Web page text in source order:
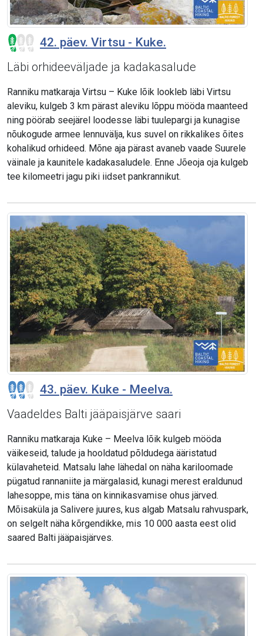
42. päev. Virtsu - Kuke.
Läbi orhideeväljade ja kadakasalude
Ranniku matkaraja Virtsu – Kuke lõik lookleb läbi Virtsu
aleviku, kulgeb 3 km pärast aleviku lõppu mööda maanteed
ning pöörab seejärel loodesse läbi tuulepargi ja kunagise
nõukogude armee lennuvälja, kus suvel on rikkalikes õites
kohalikud orhideed. Mõne aja pärast avaneb vaade Suurele
väinale ja kaunitele kadakasaludele. Enne Jõeoja oja kulgeb
tee kilomeetri jagu piki iidset pankrannikut.
43. päev. Kuke - Meelva.
Vaadeldes Balti jääpaisjärve saari
Ranniku matkaraja Kuke – Meelva lõik kulgeb mööda
väikeseid, talude ja hooldatud põldudega ääristatud
külavaheteid. Matsalu lahe lähedal on näha kariloomade
pügatud rannaniite ja märgalasid, kunagi merest eraldunud
lahesoppe, mis täna on kinnikasvamise ohus järved.
Mõisaküla ja Salivere juures, kus algab Matsalu rahvuspark,
on selgelt näha kõrgendikke, mis 10 000 aasta eest olid
saared Balti jääpaisjärves.